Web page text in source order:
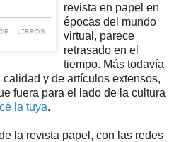
revista en papel en
épocas del mundo
virtual, parece
retrasado en el
tiempo. Más todavía
y de artículos extensos,
fuera para el lado de la cultura
la tuya.
la revista papel, con las redes